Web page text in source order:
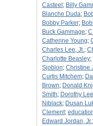
Casteel ; Billy
Blanche Duda;
Bobby Parker;
Buck Gammage;
Catherine Young;
Charles Lee, Jt.;
Charlotte Beasley;
Sjoblon; Christine
Curtis Mitchem;
Brown; Donald
Smith; Dorothy Lee
Niblack; Dusan
Clement;
Edward Jordan, Jr.;